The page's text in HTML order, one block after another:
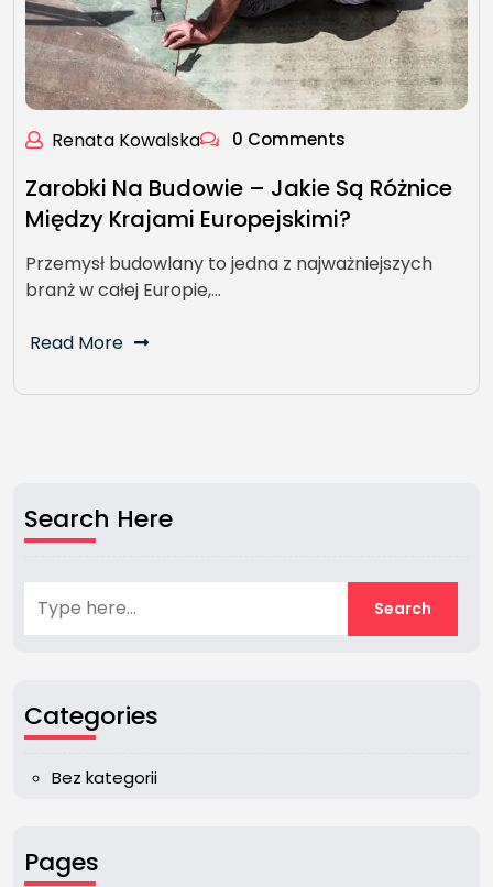
Renata Kowalska 0 Comments
Zarobki Na Budowie – Jakie Są Różnice
Między Krajami Europejskimi?
Przemysł budowlany to jedna z najważniejszych
branż w całej Europie,…
Read More
Search Here
Categories
Bez kategorii
Pages